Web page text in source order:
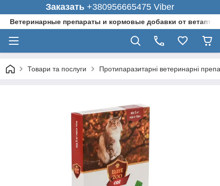
Заказать +380956665475 Viber
Ветеринарные препараты и кормовые добавки от
Товари та послуги Протипаразитарні ветеринарні